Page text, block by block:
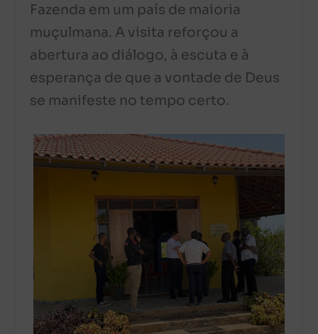
Fazenda em um país de maioria
muçulmana. A visita reforçou a
abertura ao diálogo, à escuta e à
esperança de que a vontade de Deus
se manifeste no tempo certo.